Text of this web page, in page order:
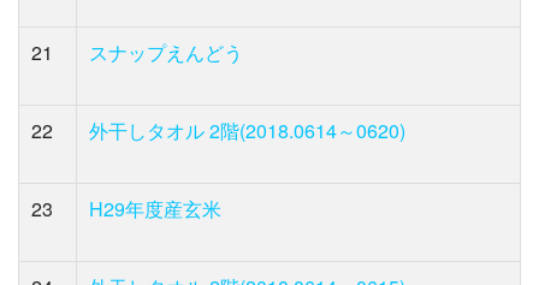
21 スナップえんどう
22 外干しタオル 2階(2018.0614～0620)
23 H29年度産玄米